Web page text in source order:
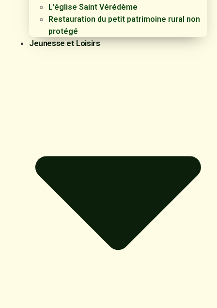
L’église Saint Vérédème
Restauration du petit patrimoine rural non
protégé
Jeunesse et Loisirs